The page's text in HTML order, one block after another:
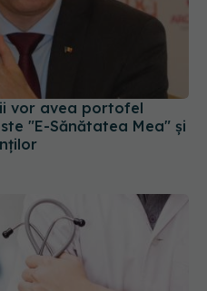
vor avea portofel
"E-Sănătatea Mea" și